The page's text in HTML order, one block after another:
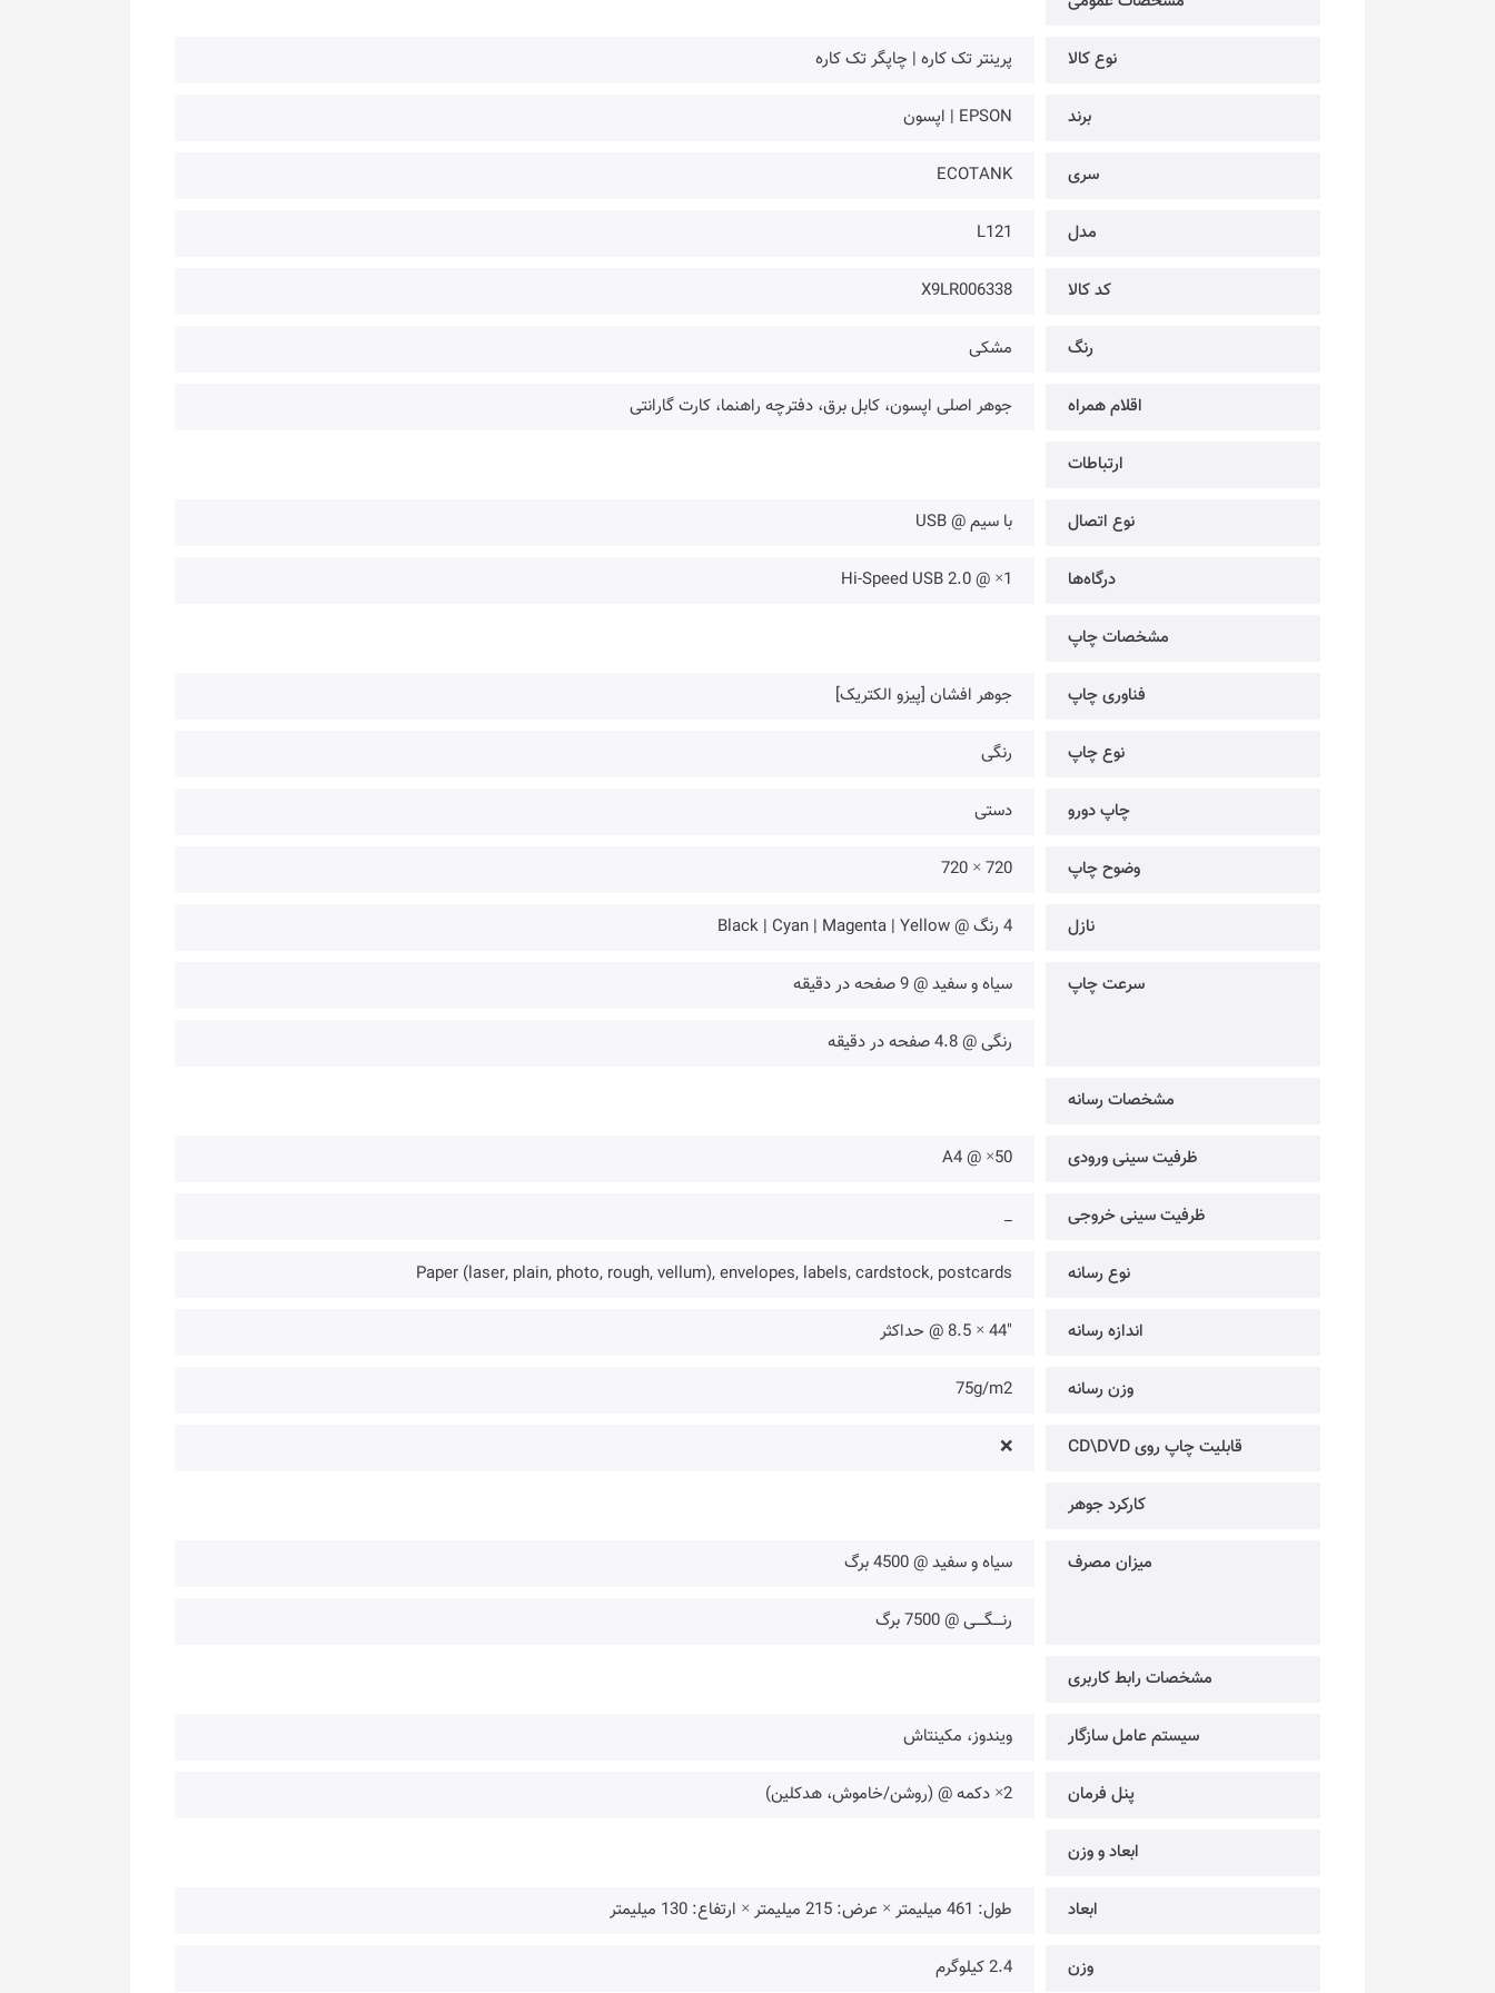
نوع کالا پرینتر تک کاره | چاپگر تک کاره
برند EPSON | اپسون
سری ECOTANK
مدل L121
کد کالا X9LR006338
رنگ مشکی
اقلام همراه جوهر اصلی اپسون، کابل برق، دفترچه راهنما، کارت گارانتی
ارتباطات
نوع اتصال با سیم @ USB
درگاه‌ها 1× @ Hi-Speed USB 2.0
مشخصات چاپ
فناوری چاپ جوهر افشان [پیزو الکتریک]
نوع چاپ رنگی
چاپ دورو دستی
وضوح چاپ 720 × 720
نازل 4 رنگ @ Black | Cyan | Magenta | Yellow
سرعت چاپ سیاه و سفید @ 9 صفحه در دقیقه
رنگی @ 4.8 صفحه در دقیقه
مشخصات رسانه
ظرفیت سینی ورودی 50× @ A4
ظرفیت سینی خروجی _
نوع رسانه Paper (laser, plain, photo, rough, vellum), envelopes, labels, cardstock, postcards
اندازه رسانه "44 × 8.5 @ حداکثر
وزن رسانه 75g/m2
قابلیت چاپ روی CD\DVD ❌
کارکرد جوهر
میزان مصرف سیاه و سفید @ 4500 برگ
رنــــگــــی @ 7500 برگ
مشخصات رابط کاربری
سیستم عامل سازگار ویندوز، مکینتاش
پنل فرمان 2× دکمه @ (روشن/خاموش، هدکلین)
ابعاد و وزن
ابعاد طول: 461 میلیمتر × عرض: 215 میلیمتر × ارتفاع: 130 میلیمتر
وزن 2.4 کیلوگرم